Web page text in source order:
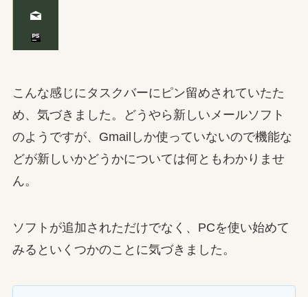
こんな感じにタスクバーにピン留めされていたた
め、気づきました。どうやら新しいメールソフト
のようですが、Gmailしか使っていないので機能な
どが新しいかどうかについては何ともわかりませ
ん。
ソフトが追加されただけでなく、PCを使い始めて
みるといくつかのことに気づきました。